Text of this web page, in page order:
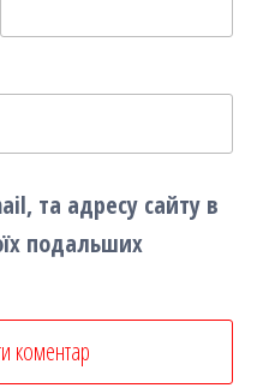
та адресу сайту в
подальших